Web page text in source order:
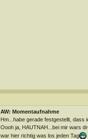
AW: Momentaufnahme
Hm...habe gerade festgestellt, dass
Oooh ja, HAUTNAH...bei mir wars
war hier richtig was los jeden Tag